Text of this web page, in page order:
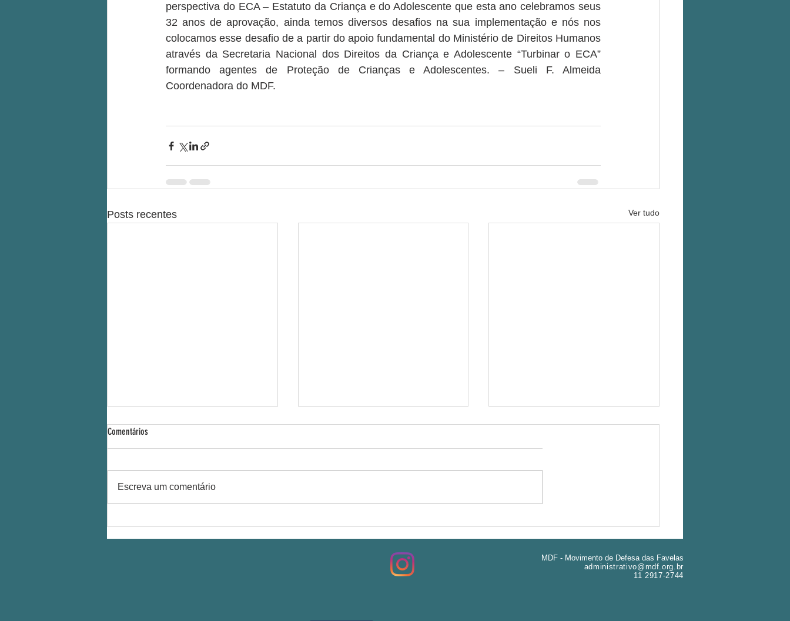
perspectiva do ECA – Estatuto da Criança e do Adolescente que esta ano celebramos seus
32 anos de aprovação, ainda temos diversos desafios na sua implementação e nós nos
colocamos esse desafio de a partir do apoio fundamental do Ministério de Direitos Humanos
através da Secretaria Nacional dos Direitos da Criança e Adolescente “Turbinar o ECA”
formando agentes de Proteção de Crianças e Adolescentes. – Sueli F. Almeida
Coordenadora do MDF.
Posts recentes Ver tudo
Comentários
Escreva um comentário
MDF - Movimento de Defesa das Favelas
administrativo@mdf.org.br
11 2917-2744